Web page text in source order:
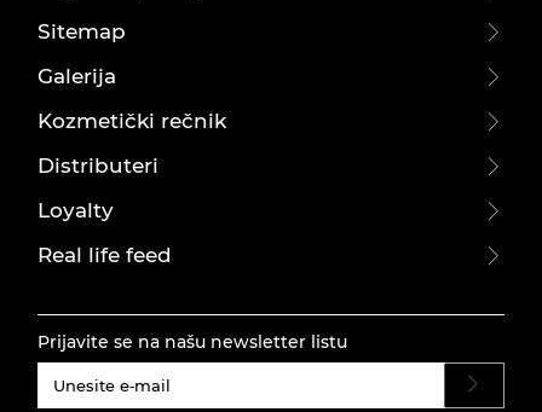
Sitemap
Galerija
Kozmetički rečnik
Distributeri
Loyalty
Real life feed
Prijavite se na našu newsletter listu